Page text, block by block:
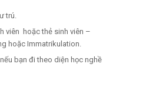
trú.
viên hoặc thẻ sinh viên –
hoặc Immatrikulation.
bạn đi theo diện học nghề